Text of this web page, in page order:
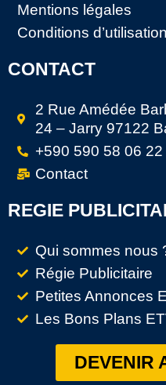
Mentions légales
Conditions d’utilisation
CONTACT
2 Rue Amédée
24 – Jarry 97122
+590 590 58 06 22
Contact
REGIE
Qui sommes nous
Régie Publicitaire
Petites Annonces
Les Bons Plans
DEVENIR